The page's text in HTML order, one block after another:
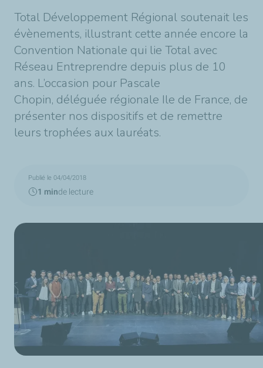
Total Développement Régional soutenait les
évènements, illustrant cette année encore la
Convention Nationale qui lie Total avec
Réseau Entreprendre depuis plus de 10
ans. L’occasion pour Pascale
Chopin, déléguée régionale Ile de France, de
présenter nos dispositifs et de remettre
leurs trophées aux lauréats.
Publié le 04/04/2018
1 minde lecture